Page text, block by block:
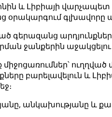
Լիբիայի վարչապետ
օրակարգում գլխավորը
գերազանց
ջանքերին
բարելավելուն և
անկախությանը և